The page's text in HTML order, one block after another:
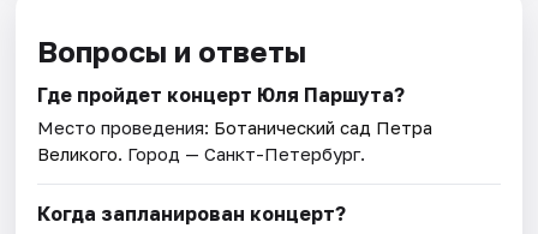
Вопросы и ответы
Где пройдет концерт Юля Паршута?
Место проведения: Ботанический сад Петра
Великого. Город — Санкт-Петербург.
Когда запланирован концерт?